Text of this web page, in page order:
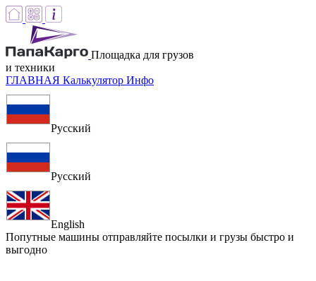
Площадка для грузов
и техники
ГЛАВНАЯ Калькулятор Инфо
Русский
Русский
English
Попутные машины отправляйте посылки и грузы быстро и
выгодно